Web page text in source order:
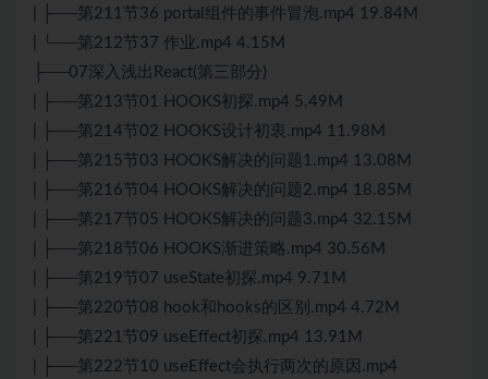
| ├──第211节36 portal组件的事件冒泡.mp4 19.84M
| └──第212节37 作业.mp4 4.15M
├──07深入浅出React(第三部分)
| ├──第213节01 HOOKS初探.mp4 5.49M
| ├──第214节02 HOOKS设计初衷.mp4 11.98M
| ├──第215节03 HOOKS解决的问题1.mp4 13.08M
| ├──第216节04 HOOKS解决的问题2.mp4 18.85M
| ├──第217节05 HOOKS解决的问题3.mp4 32.15M
| ├──第218节06 HOOKS渐进策略.mp4 30.56M
| ├──第219节07 useState初探.mp4 9.71M
| ├──第220节08 hook和hooks的区别.mp4 4.72M
| ├──第221节09 useEffect初探.mp4 13.91M
| ├──第222节10 useEffect会执行两次的原因.mp4